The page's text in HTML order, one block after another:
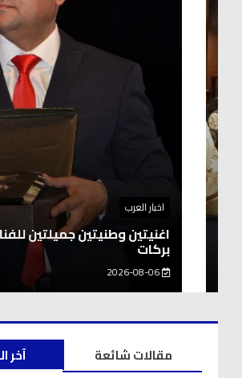
اخبار العرب
اغنيتين وطنيتين جميلتين للفنان
آخر
مقالات شائعة